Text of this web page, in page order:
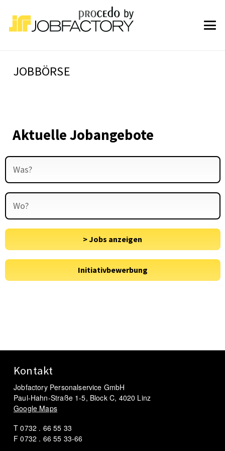
JOBBÖRSE
Aktuelle Jobangebote
Kontakt
Jobfactory Personalservice GmbH
Paul-Hahn-Straße 1-5, Block C, 4020 Linz
Google Maps
T 0732 . 66 55 33
F 0732 . 66 55 33-66